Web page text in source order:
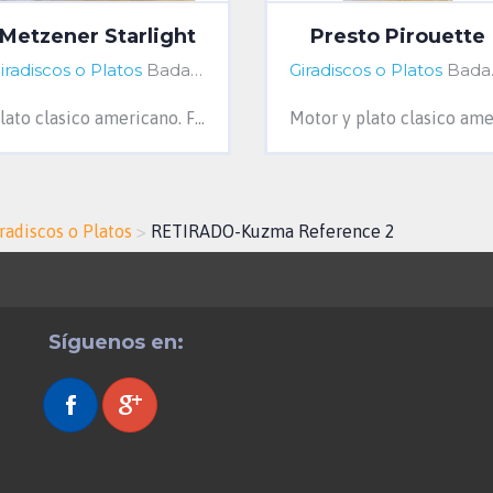
Metzener Starlight
o Platos Badalona, Barcelona, Spain
Plato clasico americano. Funciona a 120 V y 60 hz. Un poco ruidoso. Necesita cuidados. No se incluye brazo.Si la base de madera y corcho. Si...
Presto Pirouette
Giradiscos o Platos Badalona, Barcelona, Spain
o Platos > RETIRADO-Kuzma Reference 2
Síguenos en: